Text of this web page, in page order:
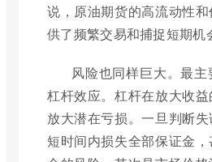
说，原油期货的高流动性
供了频繁交易和捕捉短期机
风险也同样巨大。最
杠杆效应。杠杆在放大收
放大潜在亏损。一旦判断
短时间内损失全部保证金